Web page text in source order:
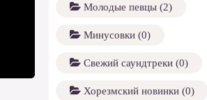
Молодые певцы (2)
Минусовки (0)
Свежий саундтреки (0)
Хорезмский новинки (0)